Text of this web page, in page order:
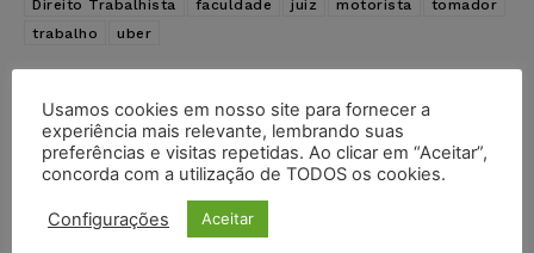
Direito Trabalhista
faculdade juiz motorista
tomador
trabalho
uber
Auxiliar de sala receberá
salário depois decisão do
TRT
TRT indefere benefícios da
justiça gratuita a jogador
profissional de futebol
Usamos cookies em nosso site para fornecer a
experiência mais relevante, lembrando suas
preferências e visitas repetidas. Ao clicar em “Aceitar”,
concorda com a utilização de TODOS os cookies.
Configurações Aceitar